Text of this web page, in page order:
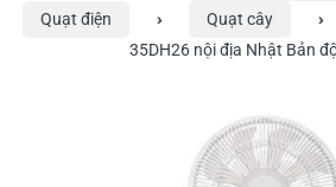
Quạt điện
› Quạt cây ›
35DH26 nội địa Nhật Bản